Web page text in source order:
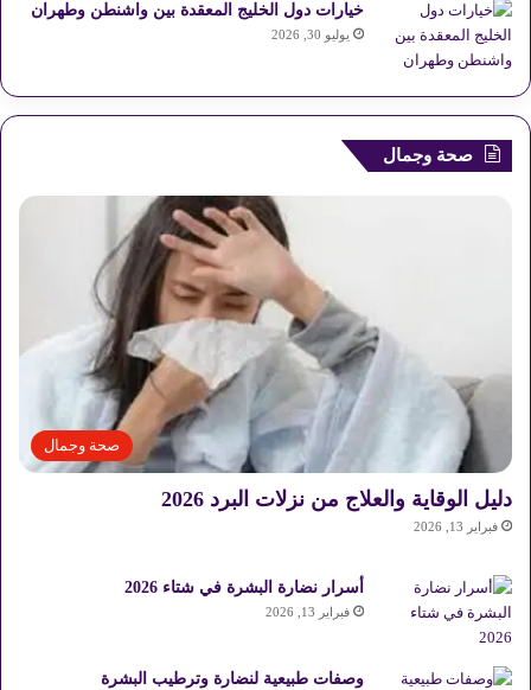
خيارات دول الخليج المعقدة بين واشنطن وطهران
يوليو 30, 2026
صحة وجمال
صحة وجمال
دليل الوقاية والعلاج من نزلات البرد 2026
فبراير 13, 2026
أسرار نضارة البشرة في شتاء 2026
فبراير 13, 2026
وصفات طبيعية لنضارة وترطيب البشرة